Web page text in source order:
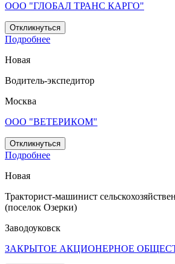
ООО "ГЛОБАЛ ТРАНС КАРГО"
Откликнуться
Подробнее
Новая
Водитель-экспедитор
Москва
ООО "ВЕТЕРИКОМ"
Откликнуться
Подробнее
Новая
Тракторист-машинист
(поселок Озерки)
Заводоуковск
ЗАКРЫТОЕ АКЦИОНЕРНОЕ